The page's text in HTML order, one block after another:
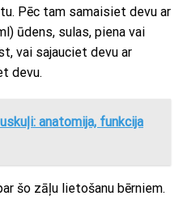
Pēc tam samaisiet devu ar
ūdens, sulas, piena vai
vai sajauciet devu ar
devu.
anatomija, funkcija
šo zāļu lietošanu bērniem.